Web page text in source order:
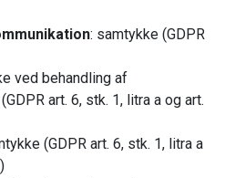
: samtykke (GDPR
ved behandling af
art. 6, stk. 1, litra a og art.
(GDPR art. 6, stk. 1, litra a